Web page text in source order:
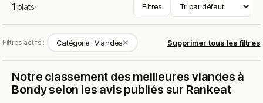
1plats· Filtres
Filtres actifs : Catégorie : Viandes✕ Supprimer tous les filtres
Notre classement des meilleures viandes à
Bondy selon les avis publiés sur Rankeat